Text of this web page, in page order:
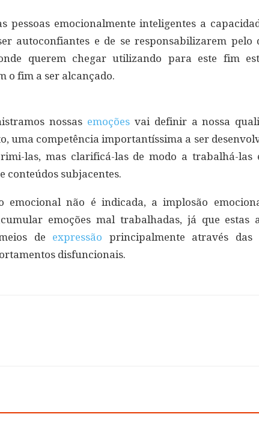
pessoas emocionalmente inteligentes a
autoconfiantes e de se responsabilizarem pelo
querem chegar utilizando para este fim
o fim a ser alcançado.
nossas emoções vai definir a nossa
uma competência importantíssima a ser
las, mas clarificá-las de modo a trabalhá-las
conteúdos subjacentes.
emocional não é indicada, a implosão
emoções mal trabalhadas, já que estas
de expressão principalmente através das
disfuncionais.